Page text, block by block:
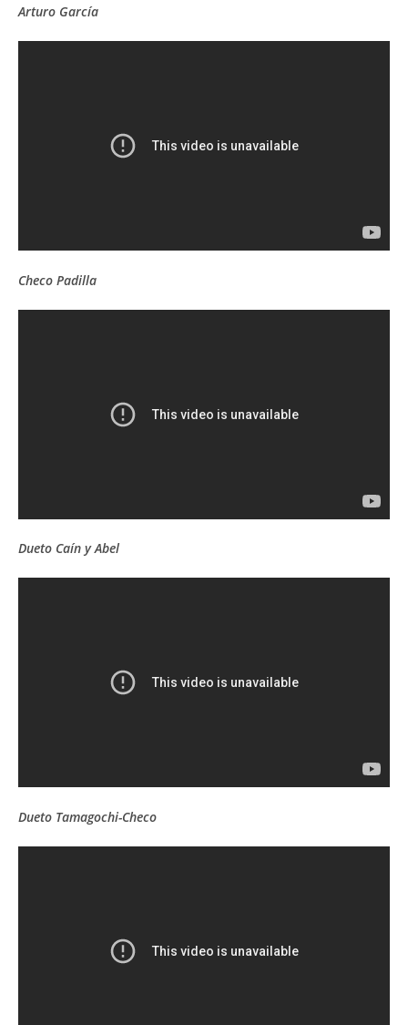
Arturo García
Checo Padilla
Dueto Caín y Abel
Dueto Tamagochi-Checo